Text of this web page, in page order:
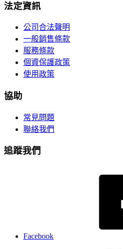
法定資訊
公司合法聲明
一般銷售條款
服務條款
個資保護政策
使用政策
協助
常見問題
聯絡我們
追蹤我們
Facebook